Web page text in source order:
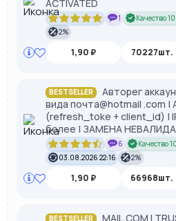
ACTIVATED
1 Качество
2%
1,90 ₽ 70227шт.
BESTSELLER
Авторег
вида почта@hotmail .com |
(refresh_toke + client_id) |
более | ЗАМЕНА НЕВАЛИДА
6
Качество
03.08.2026 22:16
2%
1,90 ₽ 66968шт.
BESTSELLER MAIL.COM I